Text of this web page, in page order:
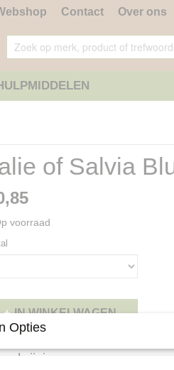
Contact Over ons
of Salvia
voorraad
IN WINKELWAGEN
Opties